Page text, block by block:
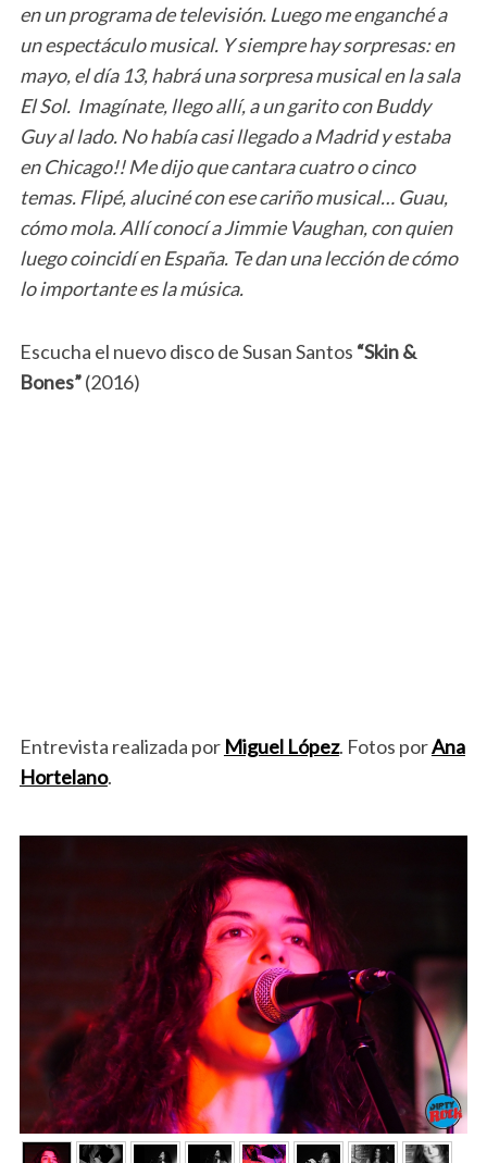
en un programa de televisión. Luego me enganché a
un espectáculo musical. Y siempre hay sorpresas: en
mayo, el día 13, habrá una sorpresa musical en la sala
El Sol. Imagínate, llego allí, a un garito con Buddy
Guy al lado. No había casi llegado a Madrid y estaba
en Chicago!! Me dijo que cantara cuatro o cinco
temas. Flipé, aluciné con ese cariño musical… Guau,
cómo mola. Allí conocí a Jimmie Vaughan, con quien
luego coincidí en España. Te dan una lección de cómo
lo importante es la música.
Escucha el nuevo disco de Susan Santos “Skin &
Bones”(2016)
Entrevista realizada por Miguel López. Fotos porAna
Hortelano.